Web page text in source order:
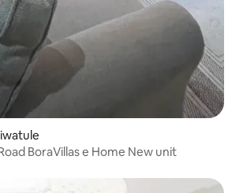
BoraVillas e Home New unit